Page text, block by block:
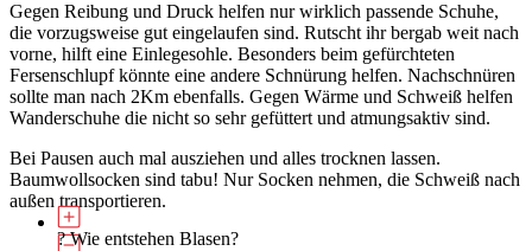
Gegen Reibung und Druck helfen nur wirklich passende Schuhe,
die vorzugsweise gut eingelaufen sind. Rutscht ihr bergab weit nach
vorne, hilft eine Einlegesohle. Besonders beim gefürchteten
Fersenschlupf könnte eine andere Schnürung helfen. Nachschnüren
sollte man nach 2Km ebenfalls. Gegen Wärme und Schweiß helfen
Wanderschuhe die nicht so sehr gefüttert und atmungsaktiv sind.
Bei Pausen auch mal ausziehen und alles trocknen lassen.
Baumwollsocken sind tabu! Nur Socken nehmen, die Schweiß nach
außen transportieren.
? Wie entstehen Blasen?